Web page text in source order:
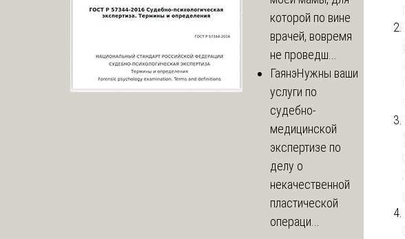
которой по вине
врачей, вовремя
не проведш...
ГаянэНужны ваши
услуги по
судебно-
медицинской
экспертизе по
делу о
некачественной
пластической
операци...